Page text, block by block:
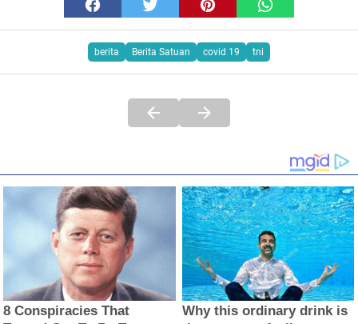
berita Berita Satuan covid 19 tni